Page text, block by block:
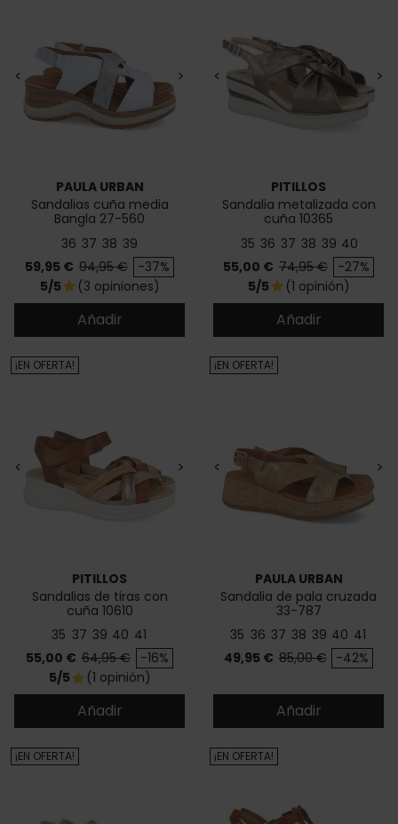
< >
PAULA URBAN
Sandalias cuña media
Bangla 27-560
36 37 38 39
Precio
59,95 € Precio base
94,95 € -37%
5/5star (3 opiniones)
Añadir
< >
PITILLOS
Sandalia metalizada con
cuña 10365
35 36 37 38 39 40
Precio
55,00 € Precio base
74,95 € -27%
5/5star (1 opinión)
Añadir
< >
PITILLOS
Sandalias de tiras con
cuña 10610
35 37 39 40 41
Precio
55,00 € Precio base
64,95 € -16%
¡EN OFERTA!
5/5star (1 opinión)
Añadir
< >
PAULA URBAN
Sandalia de pala cruzada
33-787
35 36 37 38 39 40 41
Precio
49,95 € Precio base
85,00 € -42%
¡EN OFERTA!
Añadir
¡EN OFERTA! ¡EN OFERTA!